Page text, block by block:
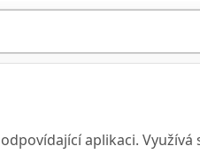
aplikaci.